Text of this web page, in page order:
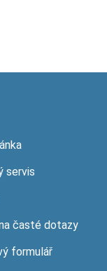
servis
časté dotazy
formulář